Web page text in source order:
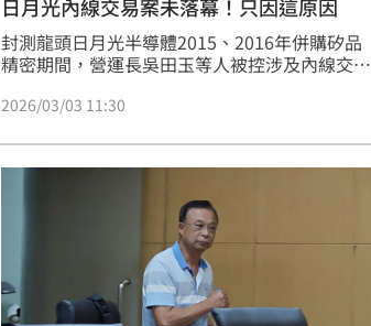
日月光內線交易案未落幕！只因這原因
封測龍頭日月光半導體2015、2016年併購矽品
精密期間，營運長吳田玉等人被控涉及內線交易
法院撤銷發回，後續高雄高分院更二審時又逆轉
判決結果也勢必引發各界譁然。
2026/03/03 11:30